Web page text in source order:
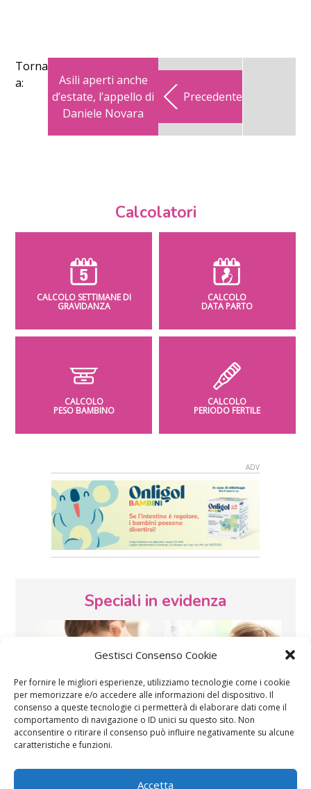
Gestisci Consenso Cookie
Per fornire le migliori esperienze, utilizziamo tecnologie come i cookie
per memorizzare e/o accedere alle informazioni del dispositivo. Il
consenso a queste tecnologie ci permetterà di elaborare dati come il
comportamento di navigazione o ID unici su questo sito. Non
acconsentire o ritirare il consenso può influire negativamente su alcune
caratteristiche e funzioni.
Accetta
Torna
a:
Asili aperti anche
d’estate, l’appello di
Daniele Novara
Precedente
Calcolatori
CALCOLO SETTIMANE DI
GRAVIDANZA
CALCOLO
DATA PARTO
CALCOLO
PESO BAMBINO
CALCOLO
PERIODO FERTILE
Speciali in evidenza
Vaccini SOS Pediatra